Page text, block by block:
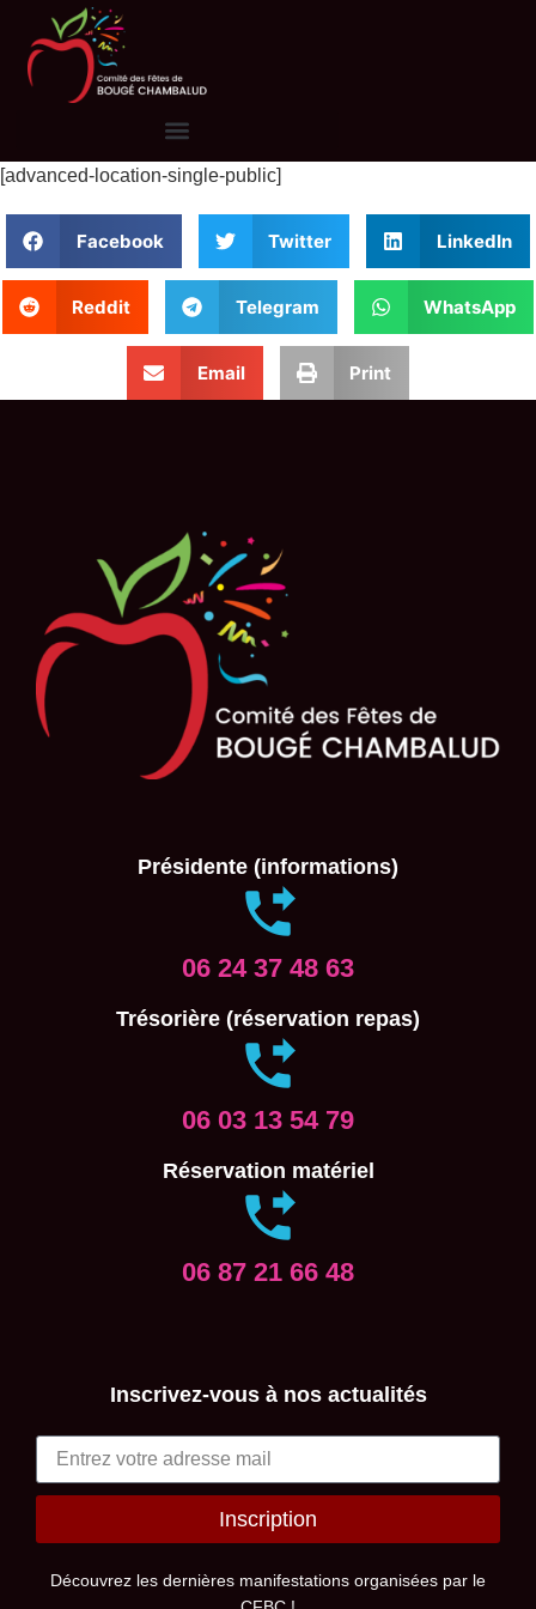
[advanced-location-single-public]
Facebook Twitter LinkedIn
Reddit Telegram WhatsApp
Email Print
Présidente (informations)
06 24 37 48 63
Trésorière (réservation repas)
06 03 13 54 79
Réservation matériel
06 87 21 66 48
Inscrivez-vous à nos actualités
Inscription
Découvrez les dernières manifestations organisées par le